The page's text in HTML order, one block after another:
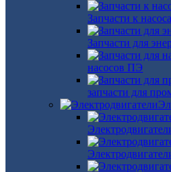
Запчасти к
Запчасти для
насосов ПЭ
запчасти для